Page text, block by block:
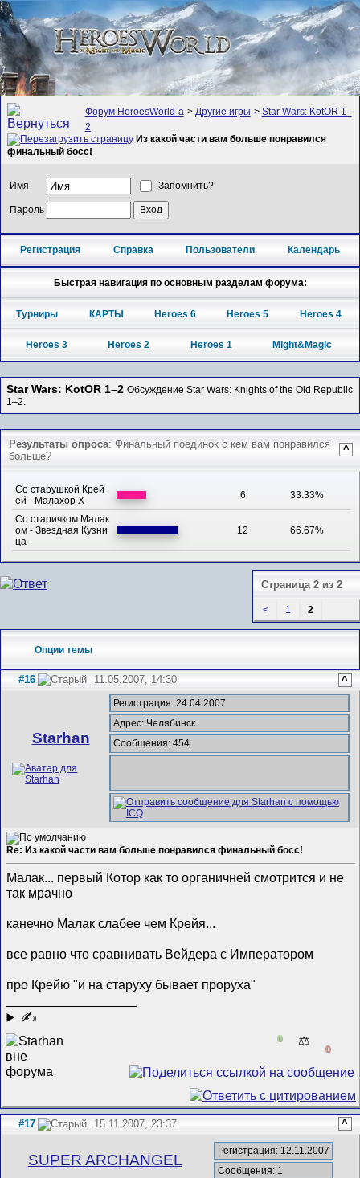
Форум HeroesWorld-а > Другие игры > Star Wars: KotOR 1–
2
Из какой части вам больше понравился
финальный босс!
Имя Запомнить?
Пароль
Регистрация Справка Пользователи Календарь
Быстрая навигация по основным разделам форума:
Турниры КАРТЫ Heroes 6 Heroes 5 Heroes 4
Heroes 3 Heroes 2 Heroes 1 Might&Magic
Star Wars: KotOR 1–2 Обсуждение Star Wars: Knights of the Old Republic
1–2.
Результаты опроса: Финальный поединок с кем вам понравился
больше?
^
Со старушкой Крей
ей - Малахор Х
6 33.33%
Со старичком Малак
ом - Звездная Кузни
ца
12 66.67%
Страница 2 из 2
< 1 2
Опции темы
#16 11.05.2007, 14:30 ^
Starhan
Регистрация: 24.04.2007
Адрес: Челябинск
Сообщения: 454
Re: Из какой части вам больше понравился финальный босс!
Малак... первый Котор как то органичней смотрится и не
так мрачно
канечно Малак слабее чем Крейя...
все равно что сравнивать Вейдера с Императором
про Крейю "и на старуху бывает проруха"
✍
0 ⚖️
0
#17 15.11.2007, 23:37 ^
SUPER ARCHANGEL
Регистрация: 12.11.2007
Сообщения: 1